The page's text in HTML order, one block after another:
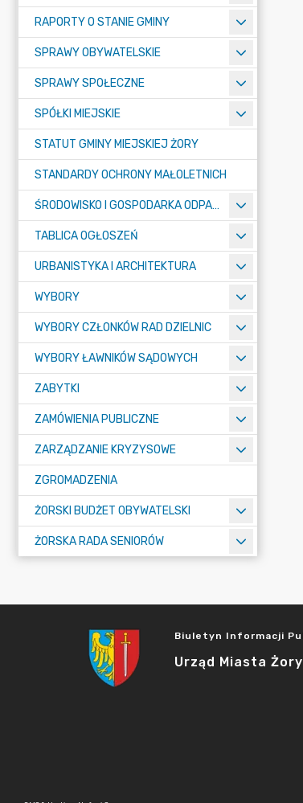
RAPORTY O STANIE GMINY
SPRAWY OBYWATELSKIE
SPRAWY SPOŁECZNE
SPÓŁKI MIEJSKIE
STATUT GMINY MIEJSKIEJ ŻORY
STANDARDY OCHRONY MAŁOLETNICH
ŚRODOWISKO I GOSPODARKA ODPADAMI
TABLICA OGŁOSZEŃ
URBANISTYKA I ARCHITEKTURA
WYBORY
WYBORY CZŁONKÓW RAD DZIELNIC
WYBORY ŁAWNIKÓW SĄDOWYCH
ZABYTKI
ZAMÓWIENIA PUBLICZNE
ZARZĄDZANIE KRYZYSOWE
ZGROMADZENIA
ŻORSKI BUDŻET OBYWATELSKI
ŻORSKA RADA SENIORÓW
Biuletyn Informacji
Urząd Miasta Żory